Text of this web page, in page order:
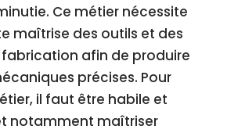
Ce métier nécessite
maîtrise des outils et des
afin de produire
précises. Pour
il faut être habile et
notamment maîtriser